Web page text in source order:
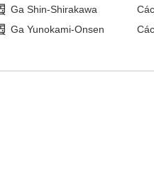
Ga Shin-Shirakawa
Ga Yunokami-Onsen